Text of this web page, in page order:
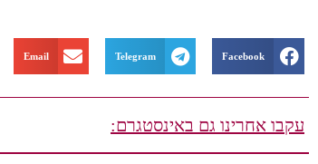
Facebook
Telegram
Email
עקבו אחרינו גם באינסטגרם: